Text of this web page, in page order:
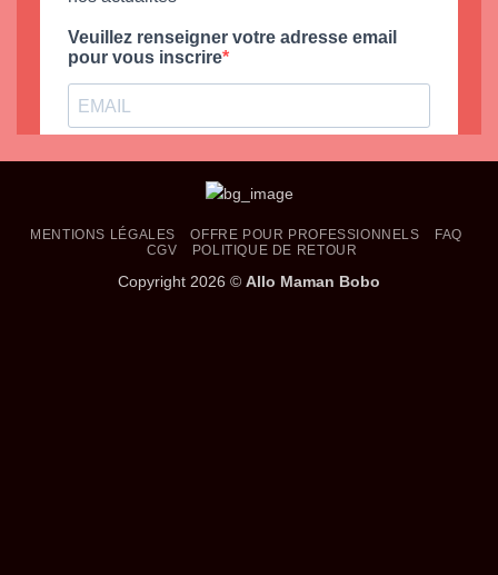
MENTIONS LÉGALES OFFRE POUR PROFESSIONNELS
FAQ
CGV
POLITIQUE DE RETOUR
Copyright 2026 © Allo Maman Bobo